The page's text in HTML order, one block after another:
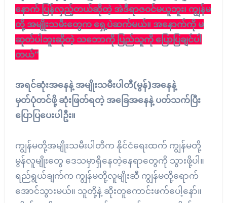
နောက် ပြန်လှည့်တယ်ဆိုတဲ့ အဲဒီရာဇဝင်မယူဘူး၊ ကျွန်မ
တို့ အမျိုးသမီးတွေက ရှေ့ပဲဆက်မယ်။ အနောက်ကို မ
ဆုတ်ပါဘူးဆိုတဲ့ သဘောကို ပြည်သူကို ပြောပြချင်ပါ
တယ်”
အရင်ဆုံးအနေနဲ့ အမျိုးသမီးပါတီ(မွန်)အနေနဲ့
မှတ်ပုံတင်ဖို့ ဆုံးဖြတ်ရတဲ့ အခြေအနေနဲ့ ပတ်သက်ပြီး
ပြောပြပေးပါဦး။
ကျွန်မတို့အမျိုးသမီးပါတီက နိုင်ငံရေးထက် ကျွန်မတို့
မွန်လူမျိုးတွေ ဒေသမှာရှိနေတဲ့နေရာတွေကို သွားဖို့ပါ။
ရည်ရွယ်ချက်က ကျွန်မတို့လူမျိုးဆီ ကျွန်မတို့ရောက်
အောင်သွားမယ်။ သူတို့နဲ့ ဆိုးတူကောင်းဖက်ပေါ့နော်။